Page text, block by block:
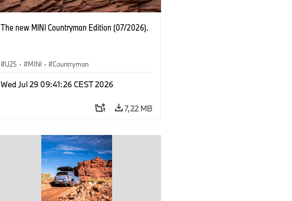
The new MINI Countryman Edition (07/2026).
U25 · MINI · Countryman
Wed Jul 29 09:41:26 CEST 2026
7,22 MB